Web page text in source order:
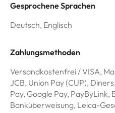
Gesprochene Sprachen
Deutsch, Englisch
Zahlungsmethoden
Versandkostenfrei / VISA,
JCB, Union Pay (CUP),
Pay, Google Pay, PayByLink,
Banküberweisung, Leica-